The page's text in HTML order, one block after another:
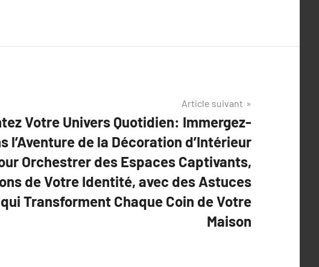
Article suivant
Votre Univers Quotidien: Immergez-
l’Aventure de la Décoration d’Intérieur
Orchestrer des Espaces Captivants,
de Votre Identité, avec des Astuces
Transforment Chaque Coin de Votre
Maison